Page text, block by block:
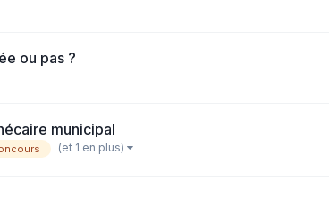
ou pas ?
municipal
(et 1 en plus)